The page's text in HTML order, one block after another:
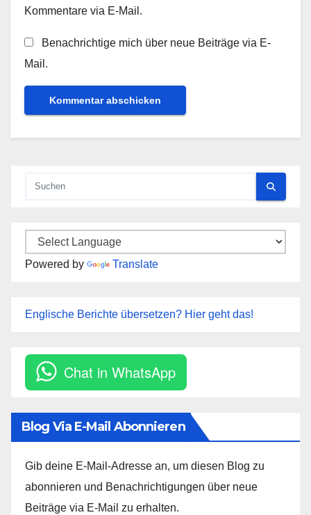
Kommentare via E-Mail.
Benachrichtige mich über neue Beiträge via E-
Mail.
Powered by Translate
Englische Berichte übersetzen? Hier geht das!
Chat in WhatsApp
Blog Via E-Mail Abonnieren
Gib deine E-Mail-Adresse an, um diesen Blog zu
abonnieren und Benachrichtigungen über neue
Beiträge via E-Mail zu erhalten.